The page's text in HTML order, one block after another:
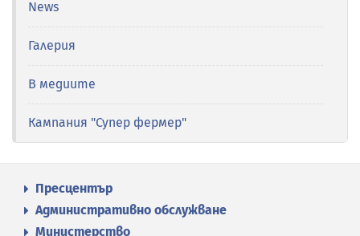
News
Галерия
В медиите
Кампания "Супер фермер"
Пресцентър
Административно обслужване
Министерство